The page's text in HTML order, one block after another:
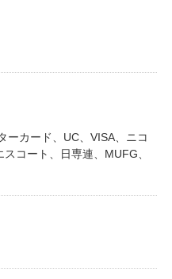
ーカード、UC、VISA、ニコ
コート、日専連、MUFG、